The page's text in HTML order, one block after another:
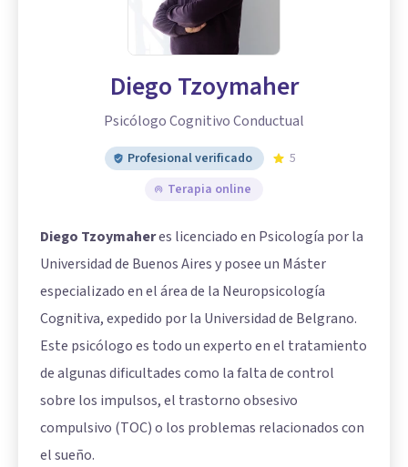
Diego Tzoymaher
Psicólogo Cognitivo Conductual
Profesional verificado
5
Terapia online
Diego Tzoymaheres licenciado en Psicología por la
Universidad de Buenos Aires y posee un Máster
especializado en el área de la Neuropsicología
Cognitiva, expedido por la Universidad de Belgrano.
Este psicólogo es todo un experto en el tratamiento
de algunas dificultades como la falta de control
sobre los impulsos, el trastorno obsesivo
compulsivo (TOC) o los problemas relacionados con
el sueño.